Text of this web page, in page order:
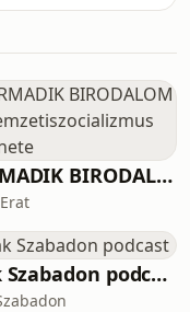
az évek
filmekről,
mi
HARMADIK BIRODALOM – a nemzetiszocializmus története
Csak Szabadon podcast